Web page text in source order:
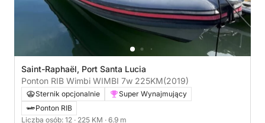
Saint-Raphaël, Port Santa Lucia
Ponton RIB Wimbi WIMBI 7w 225KM(2019)
Sternik opcjonalnie
Super Wynajmujący
Ponton RIB
Liczba osób: 12 · 225 KM · 6.9 m